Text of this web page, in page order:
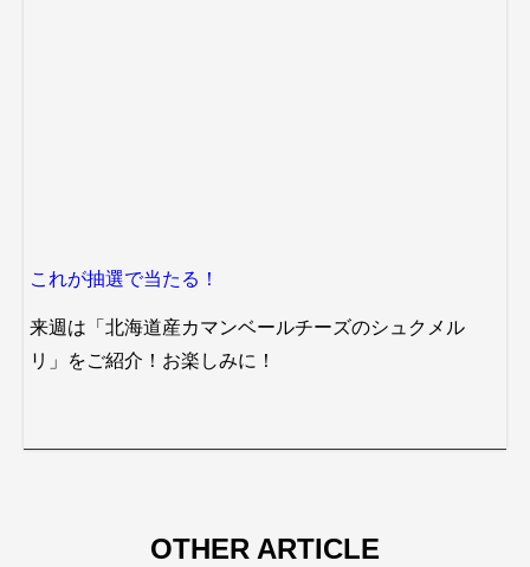
これが抽選で当たる！
来週は「北海道産カマンベールチーズのシュクメル
リ」をご紹介！お楽しみに！
OTHER ARTICLE